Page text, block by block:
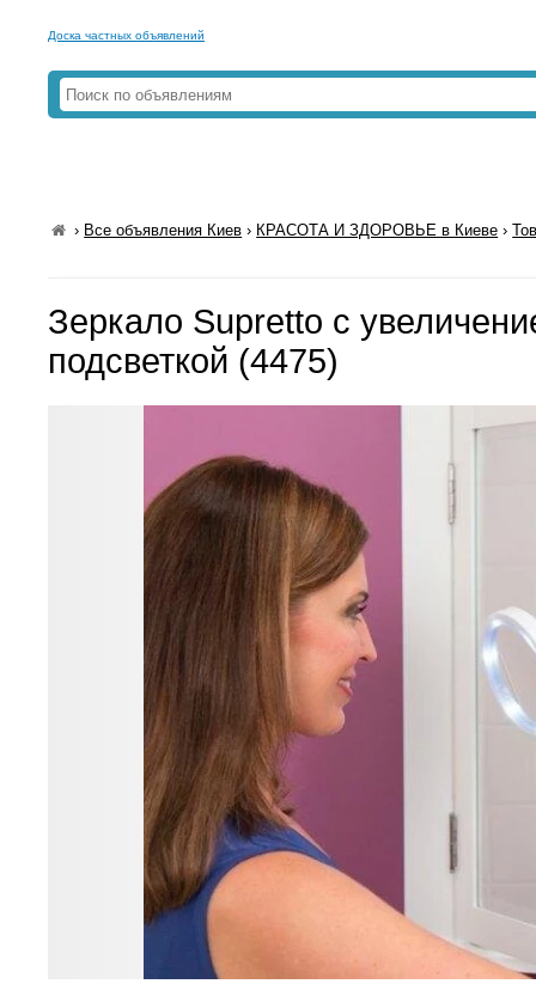
Доска частных объявлений
› Все объявления Киев › КРАСОТА И ЗДОРОВЬЕ в Киеве ›
Зеркало Supretto с
подсветкой (4475)